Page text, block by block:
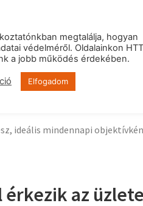
tartományban 0,18 m-es
között kiváló
kompakt, fényerős
ideális mindennapi
az
megtalálja, hogyan
védelméről. Oldalainkon
a jobb működés érdekében.
Elfogadom